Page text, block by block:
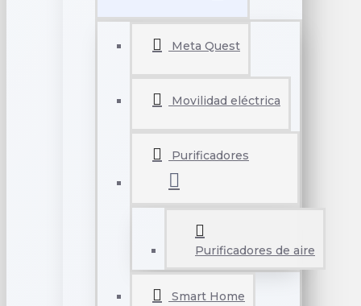
Meta Quest
Movilidad eléctrica
Purificadores
Purificadores de aire
Smart Home